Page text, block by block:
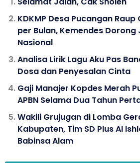
KDKMP Desa Pucangan Raup
per Bulan, Kemendes
Nasional
Analisa Lirik Lagu Aku Pas
Dosa dan Penyesalan Cinta
Gaji Manajer Kopdes Merah
APBN Selama Dua Tahun
Wakili Grujugan di Lomba
Kabupaten, Tim SD Plus Al
Babinsa Alam